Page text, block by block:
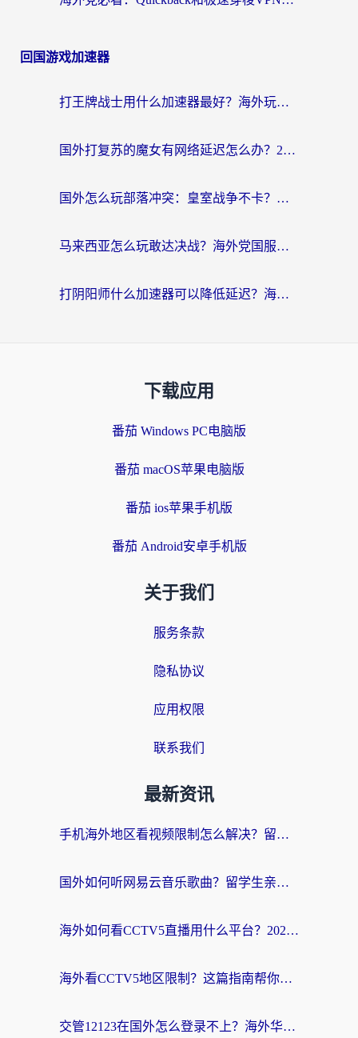
回国游戏加速器
打王牌战士用什么加速器最好？海外玩家的终极选择指南
国外打复苏的魔女有网络延迟怎么办？2026海外玩家国服游戏加速全攻略
国外怎么玩部落冲突：皇室战争不卡？海外玩家畅玩国服游戏终极指南
马来西亚怎么玩敢达决战？海外党国服游戏加速避坑指南（附实测推荐）
打阴阳师什么加速器可以降低延迟？海外玩家的真实困境与破局
下载应用
番茄 Windows PC电脑版
番茄 macOS苹果电脑版
番茄 ios苹果手机版
番茄 Android安卓手机版
关于我们
服务条款
隐私协议
应用权限
联系我们
最新资讯
手机海外地区看视频限制怎么解决？留学生亲测有效的回国加速器指南
国外如何听网易云音乐歌曲？留学生亲测有效的回国加速方案
海外如何看CCTV5直播用什么平台？2026最新指南：看欧洲杯、中超、奥运不再卡
海外看CCTV5地区限制？这篇指南帮你流畅看欧洲杯、NBA还听中文解说
交管12123在国外怎么登录不上？海外华人必看的回国加速器选择指南